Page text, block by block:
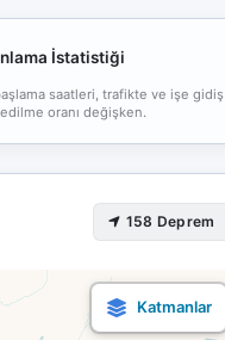
İstatistiği
saatleri, trafikte ve işe gidiş
oranı değişken.
158 Deprem